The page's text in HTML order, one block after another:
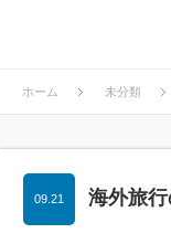
ホーム 未分類
海外旅行
09.21